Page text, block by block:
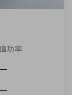
功率